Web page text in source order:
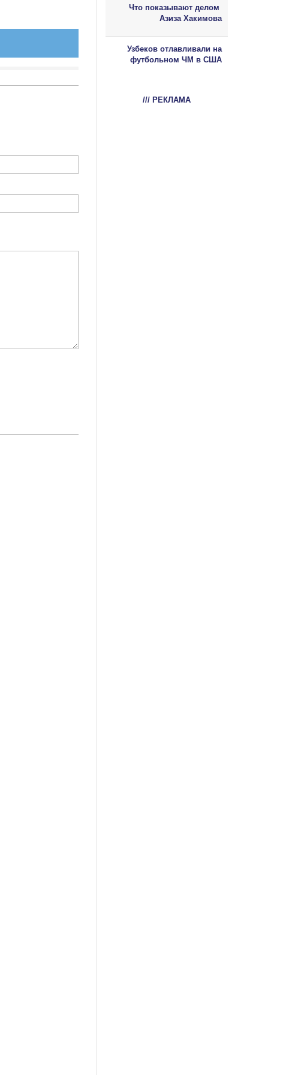
Что показывают делом
Азиза Хакимова
Узбеков отлавливали на
футбольном ЧМ в США
/// РЕКЛАМА